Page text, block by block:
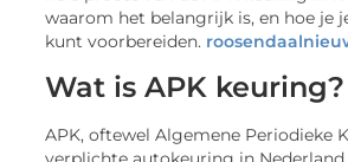
waarom het belangrijk is, en hoe je
kunt voorbereiden.
Wat is APK keuring?
APK, oftewel Algemene Periodieke
verplichte autokeuring in